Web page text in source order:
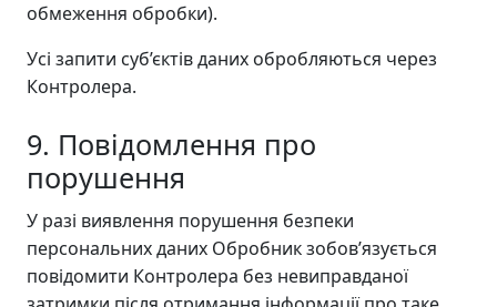
обмеження обробки).
Усі запити суб’єктів даних обробляються через
Контролера.
9. Повідомлення про
порушення
У разі виявлення порушення безпеки
персональних даних Обробник зобов’язується
повідомити Контролера без невиправданої